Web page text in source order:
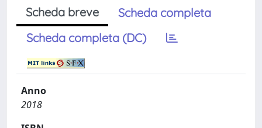
Scheda breve
Scheda completa
Scheda completa (DC)
Anno
2018